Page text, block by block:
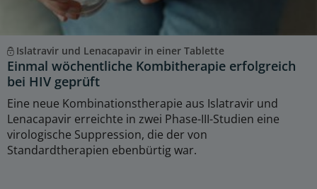
Islatravir und Lenacapavir in einer Tablette
Einmal wöchentliche Kombitherapie erfolgreich
bei HIV geprüft
Eine neue Kombinationstherapie aus Islatravir und
Lenacapavir erreichte in zwei Phase-III-Studien eine
virologische Suppression, die der von
Standardtherapien ebenbürtig war.